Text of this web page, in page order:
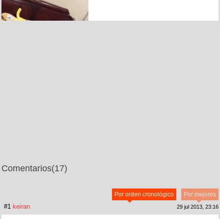
Comentarios(17)
Por mejores
Por orden cronológico
#1 keiran 29 jul 2013, 23:16